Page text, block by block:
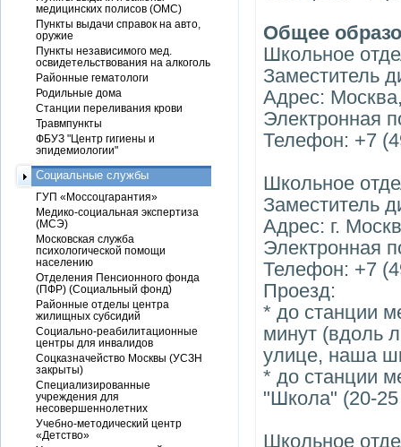
Общее
Школьное
Заместитель
Адрес:
Электронная
Телефон: +7
Школьное
Заместитель
Адрес: г.
Электронная
Телефон: +7
Проезд:
* до станции
минут (вдоль
улице, наша
* до станции
"Школа" (20-
Школьное
медицинских полисов (ОМС)
Пункты выдачи справок на авто,
оружие
Пункты независимого мед.
освидетельствования на алкоголь
Районные гематологи
Родильные дома
Станции переливания крови
Травмпункты
ФБУЗ "Центр гигиены и
эпидемиологии"
Социальные службы
ГУП «Моссоцгарантия»
Медико-социальная экспертиза
(МСЭ)
Московская служба
психологической помощи
населению
Отделения Пенсионного фонда
(ПФР) (Социальный фонд)
Районные отделы центра
жилищных субсидий
Социально-реабилитационные
центры для инвалидов
Соцказначейство Москвы (УСЗН
закрыты)
Специализированные
учреждения для
несовершеннолетних
Учебно-методический центр
«Детство»